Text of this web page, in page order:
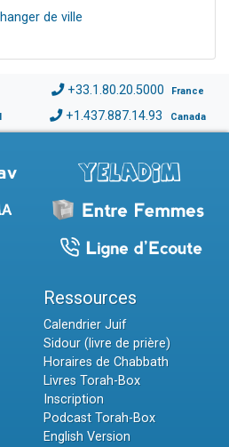
de ville
+33.1.80.20.5000 France
+1.437.887.14.93 Canada
Ressources
Calendrier Juif
Sidour (livre de prière)
Horaires de Chabbath
Livres Torah-Box
Inscription
Podcast Torah-Box
English Version